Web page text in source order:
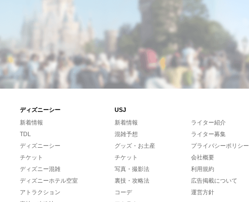
ディズニーシー
USJ
新着情報
TDL
ディズニーシー
チケット
ディズニー混雑
ディズニーホテル空室
アトラクション
新着情報
混雑予想
グッズ・お土産
チケット
写真・撮影法
裏技・攻略法
コーデ
ライター紹介
ライター募集
プライバシーポリシー
会社概要
利用規約
広告掲載について
運営方針